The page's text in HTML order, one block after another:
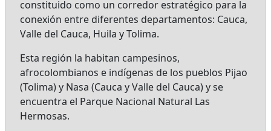
constituido como un corredor estratégico para la
conexión entre diferentes departamentos: Cauca,
Valle del Cauca, Huila y Tolima.
Esta región la habitan campesinos,
afrocolombianos e indígenas de los pueblos Pijao
(Tolima) y Nasa (Cauca y Valle del Cauca) y se
encuentra el Parque Nacional Natural Las
Hermosas.